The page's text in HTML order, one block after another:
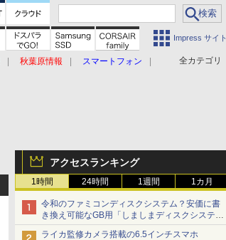
Impress サイト
全カテゴリ
秋葉原情報
スマートフォン
アクセスランキング
1時間 24時間 1週間 1カ月
令和のファミコンディスクシステム？安価に書
き換え可能なGB用「しましまディスクシステ
ム」
ライカ監修カメラ搭載の6.5インチスマホ